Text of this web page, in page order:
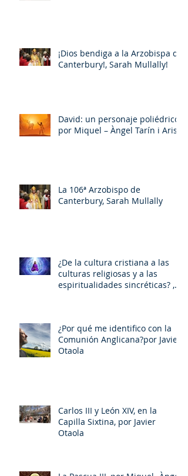
¡Dios bendiga a la Arzobispa de
Canterbury!, Sarah Mullally!
David: un personaje poliédrico,
por Miquel – Àngel Tarín i Arisó
La 106ª Arzobispo de
Canterbury, Sarah Mullally
¿De la cultura cristiana a las
culturas religiosas y a las
espiritualidades sincréticas? ,
¿Por qué me identifico con la
Comunión Anglicana?por Javier
Otaola
Carlos III y León XIV, en la
Capilla Sixtina, por Javier
Otaola